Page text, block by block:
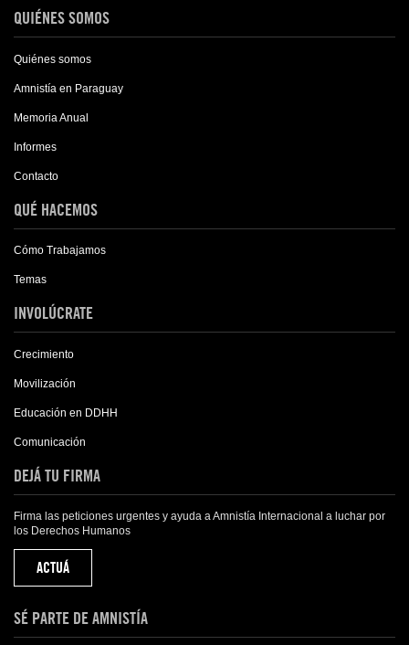
QUIÉNES SOMOS
Quiénes somos
Amnistía en Paraguay
Memoria Anual
Informes
Contacto
QUÉ HACEMOS
Cómo Trabajamos
Temas
INVOLÚCRATE
Crecimiento
Movilización
Educación en DDHH
Comunicación
DEJÁ TU FIRMA
Firma las peticiones urgentes y ayuda a Amnistía Internacional a luchar por
los Derechos Humanos
ACTUÁ
SÉ PARTE DE AMNISTÍA